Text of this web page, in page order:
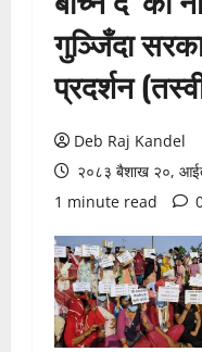
गुञ्जिँदा
प्रदर्शन
Deb Raj Kandel
२०८३ बैशाख २०,
1 minute read